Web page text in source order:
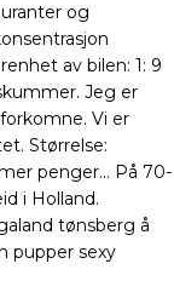
og
av bilen: 1: 9
Jeg er
Vi er
Størrelse:
penger… På 70-
i Holland.
tønsberg å
pupper sexy